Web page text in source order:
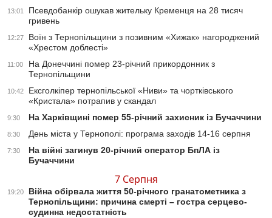
13:01
Псевдобанкір ошукав жительку Кременця на 28 тисяч
гривень
12:27
Воїн з Тернопільщини з позивним «Хижак» нагороджений
«Хрестом доблесті»
11:00
На Донеччині помер 23-річний прикордонник з
Тернопільщини
10:42
Ексголкіпер тернопільської «Ниви» та чортківського
«Кристала» потрапив у скандал
9:30 На Харківщині помер 55-річний захисник із Бучаччини
8:30 День міста у Тернополі: програма заходів 14-16 серпня
7:30
На війні загинув 20-річний оператор БпЛА із
Бучаччини
7 Серпня
19:20
Війна обірвала життя 50-річного гранатометника з
Тернопільщини: причина смерті – гостра серцево-
судинна недостатність